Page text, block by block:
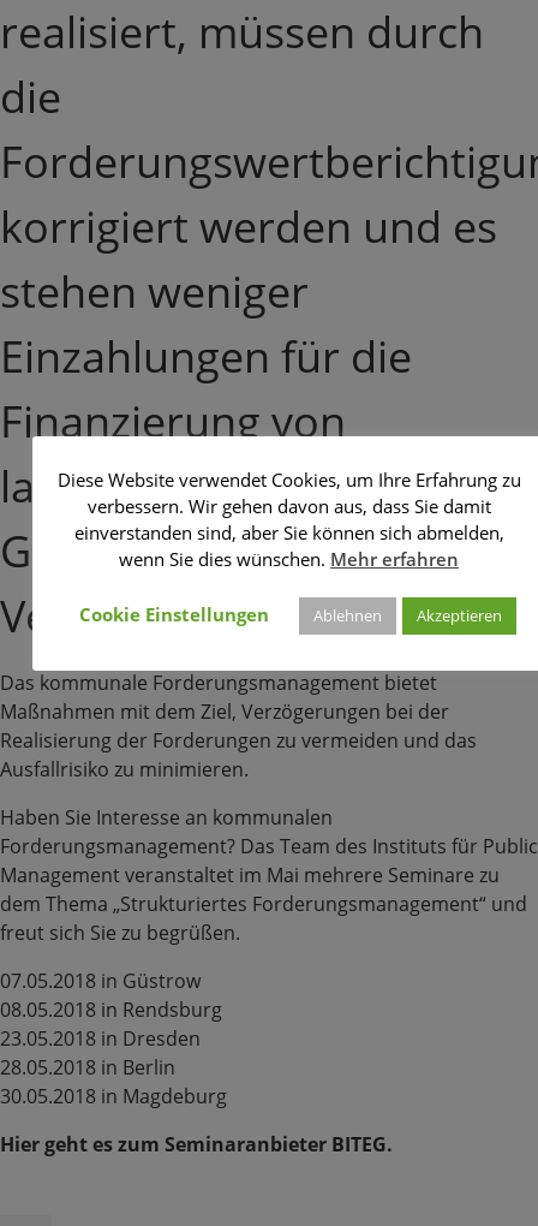
realisiert, müssen durch
die
korrigiert werden und es
stehen weniger
Einzahlungen für die
Finanzierung von
laufenden
Geschäftsvorfällen zur
Verfügung.
Das kommunale Forderungsmanagement bietet
Maßnahmen mit dem Ziel, Verzögerungen bei der
Realisierung der Forderungen zu vermeiden und das
Ausfallrisiko zu minimieren.
Haben Sie Interesse an kommunalen
Forderungsmanagement? Das Team des Instituts für Public
Management veranstaltet im Mai mehrere Seminare zu
dem Thema „Strukturiertes Forderungsmanagement“ und
freut sich Sie zu begrüßen.
07.05.2018 in Güstrow
08.05.2018 in Rendsburg
23.05.2018 in Dresden
28.05.2018 in Berlin
30.05.2018 in Magdeburg
Hier geht es zum Seminaranbieter BITEG.
Diese Website verwendet Cookies, um Ihre Erfahrung zu
verbessern. Wir gehen davon aus, dass Sie damit
einverstanden sind, aber Sie können sich abmelden,
wenn Sie dies wünschen. Mehr erfahren
Cookie Einstellungen Ablehnen Akzeptieren